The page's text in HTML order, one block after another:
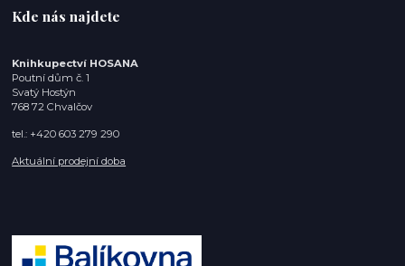
Kde nás najdete
Knihkupectví HOSANA
Poutní dům č. 1
Svatý Hostýn
768 72 Chvalčov
tel.: +420 603 279 290
Aktuální prodejní doba